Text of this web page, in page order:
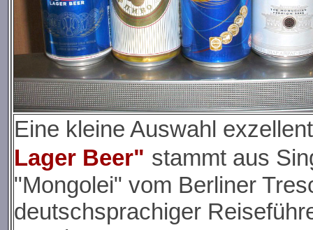
Eine kleine Auswahl
Lager Beer" stammt aus
"Mongolei" vom Berliner
deutschsprachiger